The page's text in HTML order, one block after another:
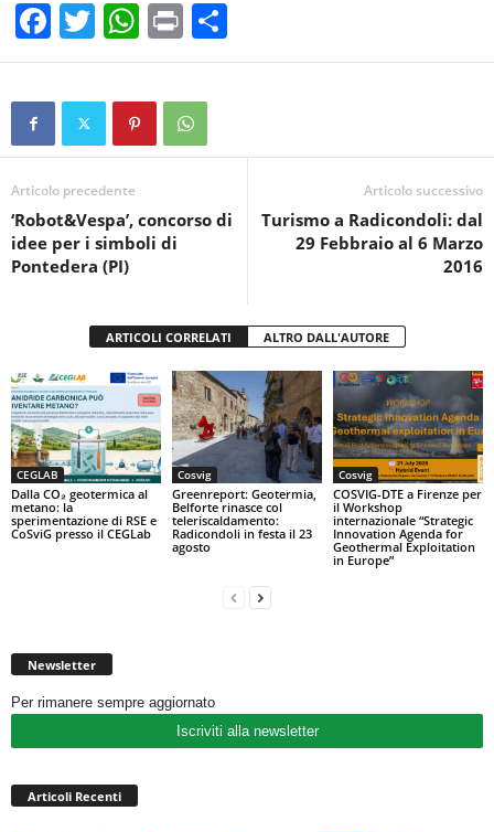
F
a
c
b
o
o
k
T
wi
tt
W
h
at
s
A
p
Pr
in
t
o
vi
Articolo precedente
‘Robot&Vespa’, concorso di
idee per i simboli di
Pontedera (PI)
Articolo successivo
Turismo a Radicondoli: dal
29 Febbraio al 6 Marzo
2016
ARTICOLI CORRELATI ALTRO DALL'AUTORE
CEGLAB
Dalla CO₂ geotermica al
metano: la
sperimentazione di RSE e
CoSviG presso il CEGLab
Cosvig
Greenreport: Geotermia,
Belforte rinasce col
teleriscaldamento:
Radicondoli in festa il 23
agosto
Cosvig
COSVIG-DTE a Firenze per
il Workshop
internazionale “Strategic
Innovation Agenda for
Geothermal Exploitation
in Europe”
Newsletter
Per rimanere sempre aggiornato
Iscriviti alla newsletter
Articoli Recenti